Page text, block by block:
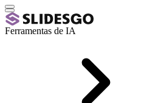
Ferramentas de IA